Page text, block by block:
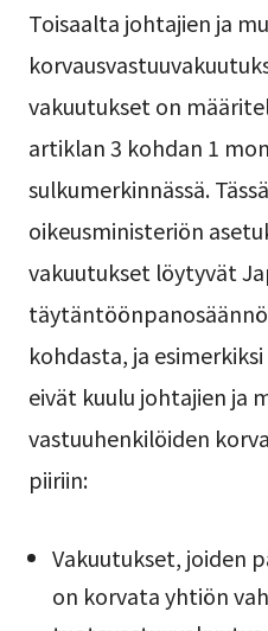
Toisaalta johtajien ja
vakuutukset on
artiklan 3 kohdan 1
sulkumerkinnässä.
oikeusministeriön
vakuutukset löytyvät
kohdasta, ja
eivät kuulu johtajien ja
vastuuhenkilöiden
piiriin:
Vakuutukset, joiden
on korvata yhtiön